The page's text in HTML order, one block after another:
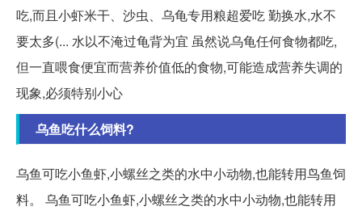
吃,而且小虾米干、沙虫、乌龟专用粮超爱吃 勤换水,水不
要太多(... 水以不淹过龟背为宜 虽然说乌龟任何食物都吃,
但一直喂食便宜而营养价值低的食物,可能造成营养失调的
现象,必须特别小心
乌鱼吃什么饲料?
乌鱼可吃小鱼虾,小螺丝之类的水中小动物,也能转用鸟鱼饲
料。 乌鱼可吃小鱼虾,小螺丝之类的水中小动物,也能转用